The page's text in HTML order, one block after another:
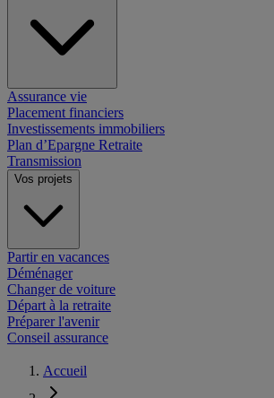
Assurance vie
Placement financiers
Investissements immobiliers
Plan d’Epargne Retraite
Transmission
Vos projets
Partir en vacances
Déménager
Changer de voiture
Départ à la retraite
Préparer l'avenir
Conseil assurance
Accueil